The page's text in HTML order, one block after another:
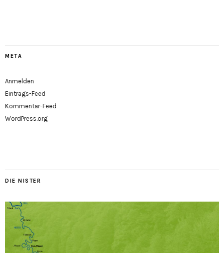
META
Anmelden
Eintrags-Feed
Kommentar-Feed
WordPress.org
DIE NISTER